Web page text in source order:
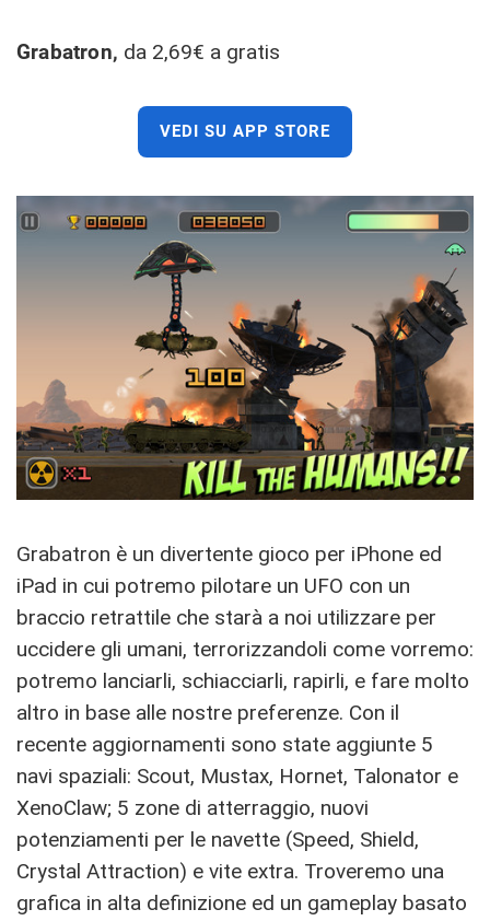
Grabatron, da 2,69€ a gratis
VEDI SU APP STORE
Grabatron è un divertente gioco per iPhone ed
iPad in cui potremo pilotare un UFO con un
braccio retrattile che starà a noi utilizzare per
uccidere gli umani, terrorizzandoli come vorremo:
potremo lanciarli, schiacciarli, rapirli, e fare molto
altro in base alle nostre preferenze. Con il
recente aggiornamenti sono state aggiunte 5
navi spaziali: Scout, Mustax, Hornet, Talonator e
XenoClaw; 5 zone di atterraggio, nuovi
potenziamenti per le navette (Speed, Shield,
Crystal Attraction) e vite extra. Troveremo una
grafica in alta definizione ed un gameplay basato